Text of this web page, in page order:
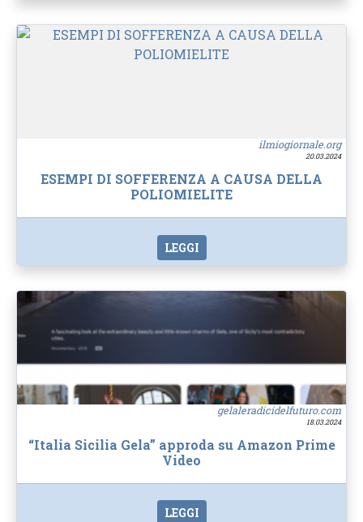
ilmiogiornale.org
20.03.2024
ESEMPI DI SOFFERENZA A CAUSA DELLA
POLIOMIELITE
LEGGI
gelaleradicidelfuturo.com
18.03.2024
“Italia Sicilia Gela” approda su Amazon Prime
Video
LEGGI